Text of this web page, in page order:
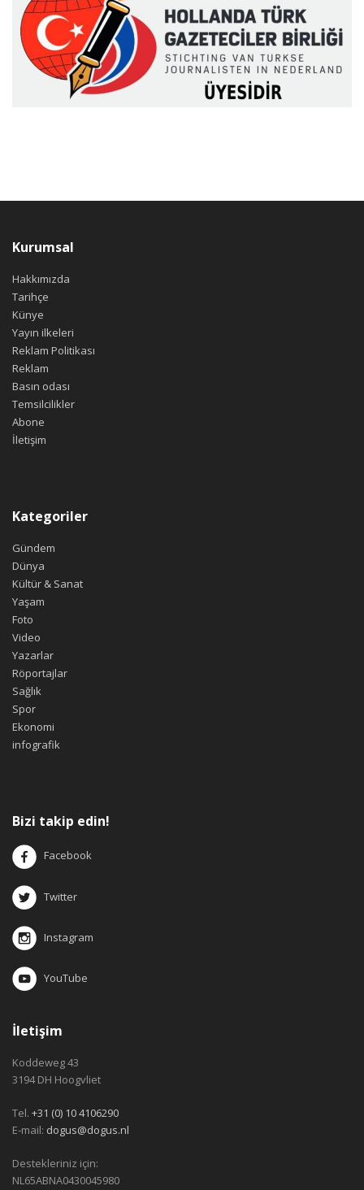
Kurumsal
Hakkımızda
Tarihçe
Künye
Yayın ilkeleri
Reklam Politikası
Reklam
Basın odası
Temsilcilikler
Abone
İletişim
Kategoriler
Gündem
Dünya
Kültür & Sanat
Yaşam
Foto
Video
Yazarlar
Röportajlar
Sağlık
Spor
Ekonomi
infografik
Bizi takip edin!
Facebook
Twitter
Instagram
YouTube
İletişim
Koddeweg 43
3194 DH Hoogvliet
Tel. +31 (0) 10 4106290
E-mail: dogus@dogus.nl
Destekleriniz için:
NL65ABNA0430045980